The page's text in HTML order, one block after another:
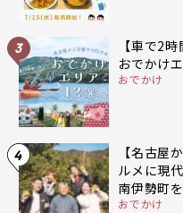
3
【車で2
おでかけ
おでかけ
4
【名古屋
ルメに現
南伊勢町
おでかけ